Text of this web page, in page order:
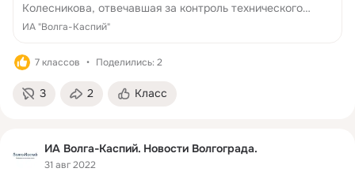
Колесникова, отвечавшая за контроль технического
состояния государственных медицинских учреждений,
ИА "Волга-Каспий"
7 классов Поделились: 2
3 2 Класс
ИА Волга-Каспий. Новости Волгограда.
31 авг 2022